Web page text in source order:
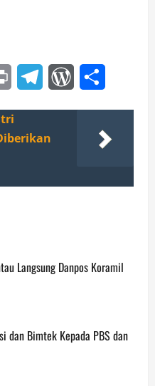
Print TelegramWordPress
Langsung Danpos Koramil
dan Bimtek Kepada PBS dan